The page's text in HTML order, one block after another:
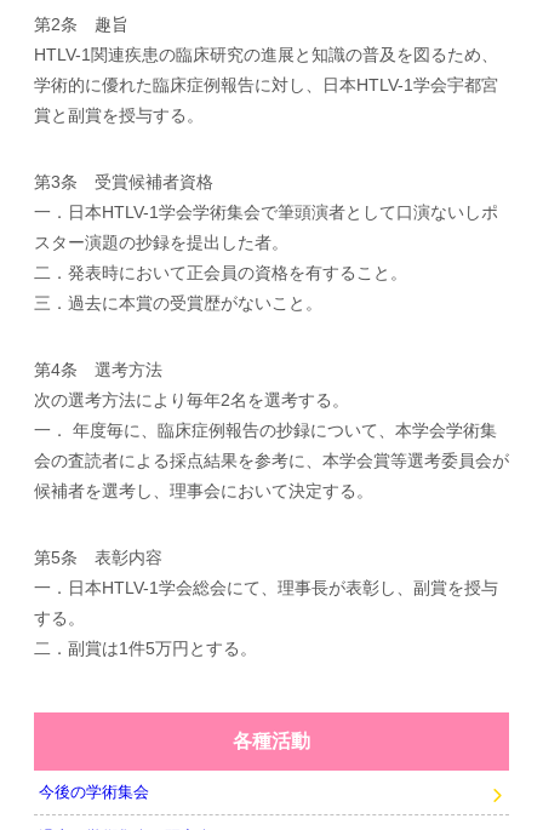
第2条 趣旨
HTLV-1関連疾患の臨床研究の進展と知識の普及を図るため、
学術的に優れた臨床症例報告に対し、日本HTLV-1学会宇都宮
賞と副賞を授与する。
第3条 受賞候補者資格
一．日本HTLV-1学会学術集会で筆頭演者として口演ないしポ
スター演題の抄録を提出した者。
二．発表時において正会員の資格を有すること。
三．過去に本賞の受賞歴がないこと。
第4条 選考方法
次の選考方法により毎年2名を選考する。
一． 年度毎に、臨床症例報告の抄録について、本学会学術集
会の査読者による採点結果を参考に、本学会賞等選考委員会が
候補者を選考し、理事会において決定する。
第5条 表彰内容
一．日本HTLV-1学会総会にて、理事長が表彰し、副賞を授与
する。
二．副賞は1件5万円とする。
各種活動
今後の学術集会